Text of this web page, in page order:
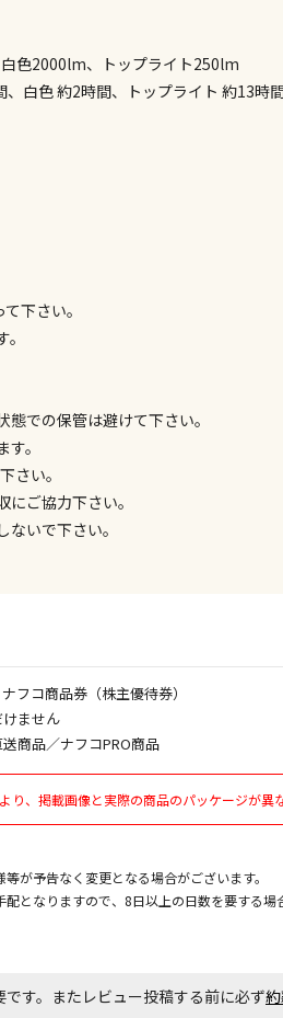
色2000lm、トップライト250lm
白色 約2時間、トップライト 約13時
下さい。
での保管は避けて下さい。
。
さい。
ご協力下さい。
いで下さい。
フコ商品券（株主優待券）
ません
商品／ナフコPRO商品
、掲載画像と実際の商品のパッケージが異
が予告なく変更となる場合がございます。
となりますので、8日以上の日数を要する場
す。またレビュー投稿する前に必ず